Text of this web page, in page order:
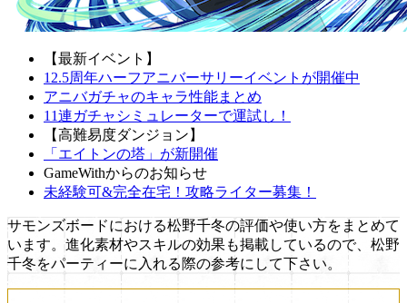
【最新イベント】
12.5周年ハーフアニバーサリーイベントが開催中
アニバガチャのキャラ性能まとめ
11連ガチャシミュレーターで運試し！
【高難易度ダンジョン】
「エイトンの塔」が新開催
GameWithからのお知らせ
未経験可&完全在宅！攻略ライター募集！
サモンズボードにおける松野千冬の評価や使い方をまとめて
います。進化素材やスキルの効果も掲載しているので、松野
千冬をパーティーに入れる際の参考にして下さい。